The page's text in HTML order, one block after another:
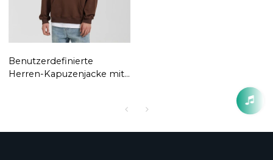
Benutzerdefinierte
Herren-Kapuzenjacke mit